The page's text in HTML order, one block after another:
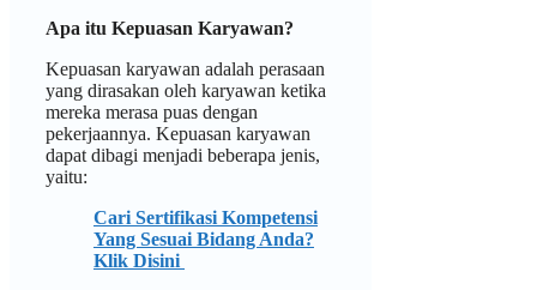
Apa itu Kepuasan Karyawan?
Kepuasan karyawan adalah perasaan
yang dirasakan oleh karyawan ketika
mereka merasa puas dengan
pekerjaannya. Kepuasan karyawan
dapat dibagi menjadi beberapa jenis,
yaitu:
Cari Sertifikasi Kompetensi
Yang Sesuai Bidang Anda?
Klik Disini